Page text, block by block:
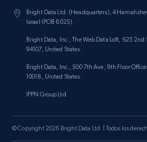
URL, Domain, Marketplace pn, Sku,
Model number, Gtin ean pn,
eCommerce
Bright Data Ltd. (Headquarters), 4
Israel (POB 8025).
Bright Data, Inc., The Web Data Loft, 625 2nd
94107, United States.
Bright Data, Inc., 500 7th Ave, 9th Floor
10018, United States.
IPPN Group Ltd.
© Copyright 2026 Bright Data Ltd. | Todos los